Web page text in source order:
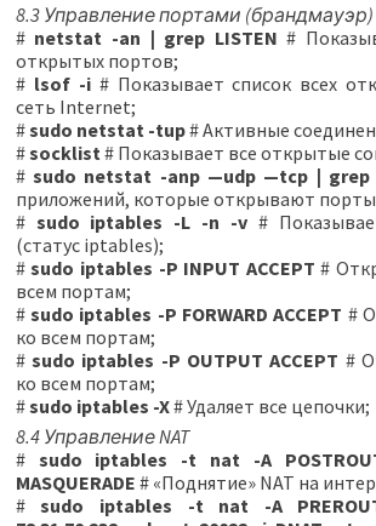
8.3 Управление портами (брандмауэр)
# netstat -an | grep LISTEN #
открытых портов;
# lsof -i# Показывает список всех
сеть Internet;
#sudo netstat -tup# Активные
#socklist # Показывает все открытые
#sudo netstat -anp —udp —tcp | grep
приложений, которые открывают
# sudo iptables -L -n -v#
(статус iptables);
#sudo iptables -P INPUT ACCEPT #
всем портам;
#sudo iptables -P FORWARD ACCEPT #
ко всем портам;
#sudo iptables -P OUTPUT ACCEPT #
ко всем портам;
#sudo iptables -X# Удаляет все цепочки;
8.4 Управление NAT
# sudo iptables -t nat -A
MASQUERADE # «Поднятие» NAT на
#sudo iptables -t nat -A